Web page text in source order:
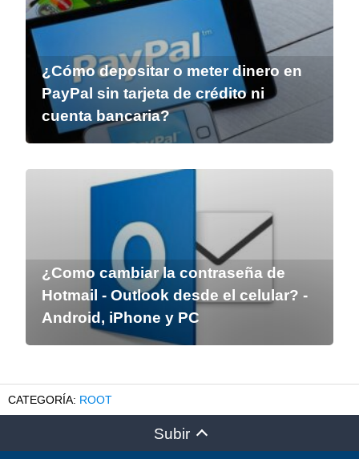
¿Cómo depositar o meter dinero en
PayPal sin tarjeta de crédito ni
cuenta bancaria?
¿Como cambiar la contraseña de
Hotmail - Outlook desde el celular? -
Android, iPhone y PC
ROOT
Subir